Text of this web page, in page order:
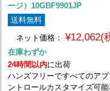
ージ）10GBF9901JP
送料無料
ネット価格：
¥12,062(
在庫わずか
24時間以内に出荷
ハンズフリーですべてのアプ
ントロールカスタマイズ可能